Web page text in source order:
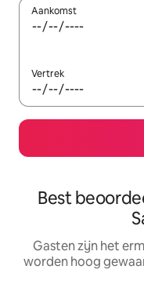
Aankomst
Vertrek
Best
Gasten zijn het
worden hoog